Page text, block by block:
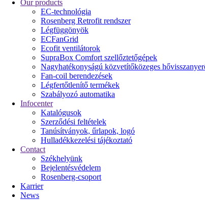
Our products
EC-technológia
Rosenberg Retrofit rendszer
Légfüggönyök
ECFanGrid
Ecofit ventilátorok
SupraBox Comfort szellőztetőgépek
Nagyhatékonyságú közvetítőközeges
Fan-coil berendezések
Légfertőtlenítő termékek
Szabályozó automatika
Infocenter
Katalógusok
Szerződési feltételek
Tanúsítványok, űrlapok, logó
Hulladékkezelési tájékoztató
Contact
Székhelyünk
Bejelentésvédelem
Rosenberg-csoport
Karrier
News